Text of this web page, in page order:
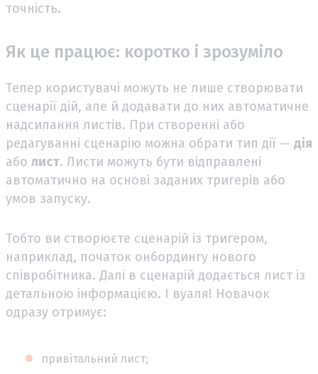
точність.
Як це працює: коротко і зрозуміло
Тепер користувачі можуть не лише створювати
сценарії дій, але й додавати до них автоматичне
надсилання листів. При створенні або
редагуванні сценарію можна обрати тип дії — дія
або лист. Листи можуть бути відправлені
автоматично на основі заданих тригерів або
умов запуску.
Тобто ви створюєте сценарій із тригером,
наприклад, початок онбордингу нового
співробітника. Далі в сценарій додається лист із
детальною інформацією. І вуаля! Новачок
одразу отримує:
привітальний лист;